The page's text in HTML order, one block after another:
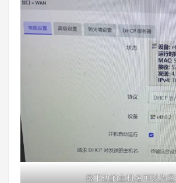
最下边的主机名可以为空